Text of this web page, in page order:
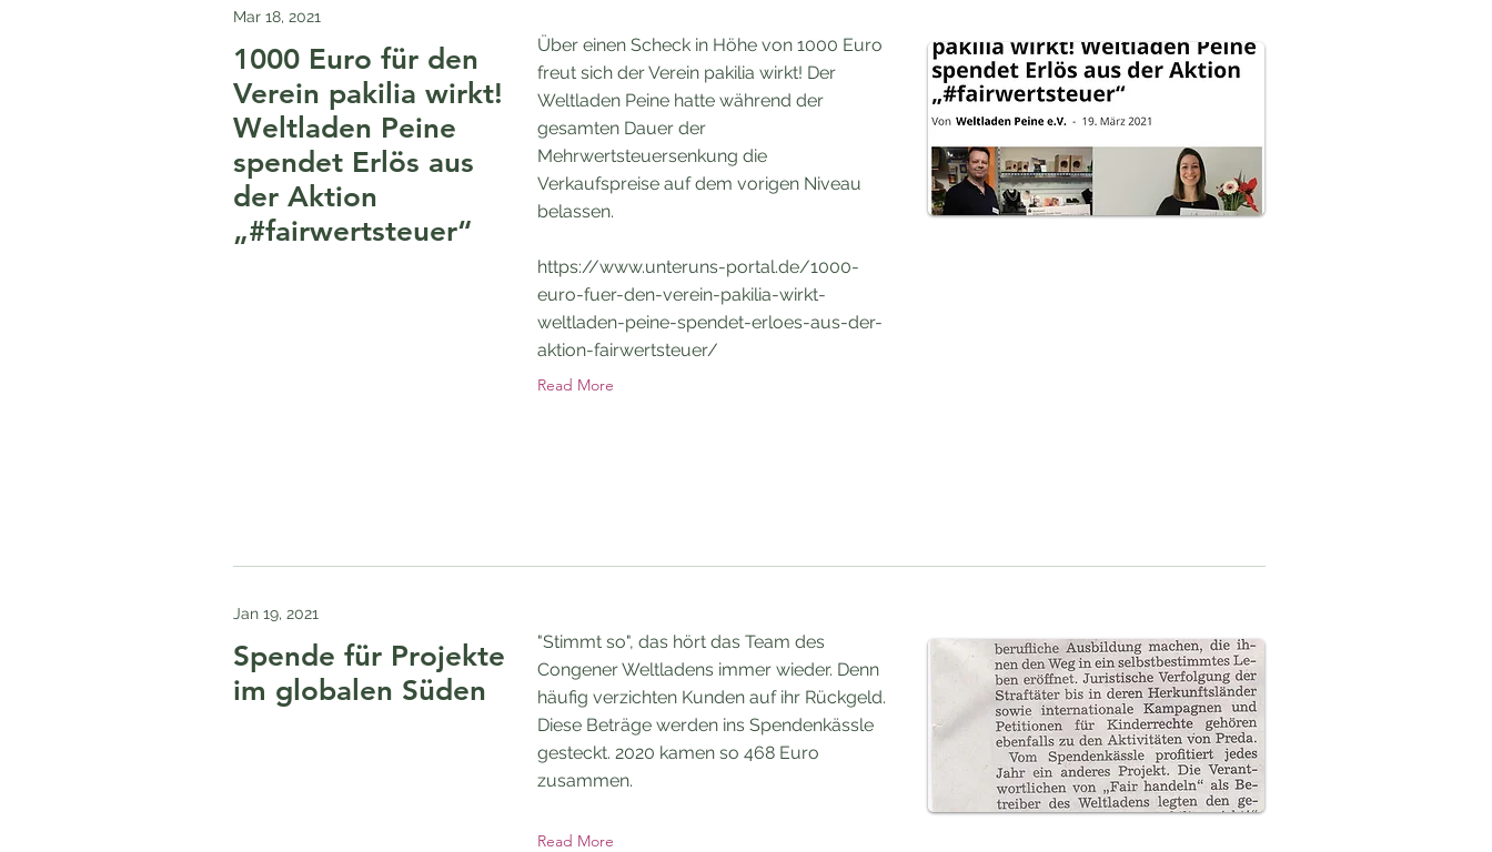
Mar 18, 2021
1000 Euro für den
Verein pakilia wirkt!
Weltladen Peine
spendet Erlös aus
der Aktion
„#fairwertsteuer“
Über einen Scheck in Höhe von 1000 Euro
freut sich der Verein pakilia wirkt! Der
Weltladen Peine hatte während der
gesamten Dauer der
Mehrwertsteuersenkung die
Verkaufspreise auf dem vorigen Niveau
belassen.
https://www.unteruns-portal.de/1000-
euro-fuer-den-verein-pakilia-wirkt-
weltladen-peine-spendet-erloes-aus-der-
aktion-fairwertsteuer/
Read More
Jan 19, 2021
Spende für Projekte
im globalen Süden
"Stimmt so", das hört das Team des
Congener Weltladens immer wieder. Denn
häufig verzichten Kunden auf ihr Rückgeld.
Diese Beträge werden ins Spendenkässle
gesteckt. 2020 kamen so 468 Euro
zusammen.
Read More